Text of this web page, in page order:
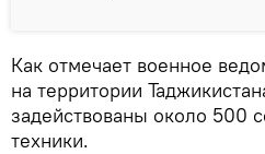
Как отмечает военное
на территории
задействованы около 500
техники.